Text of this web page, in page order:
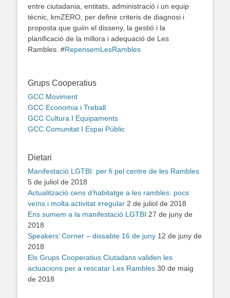
entre ciutadania, entitats, administració i un equip
tècnic, kmZERO, per definir criteris de diagnosi i
proposta que guiïn el disseny, la gestió i la
planificació de la millora i adequació de Les
Rambles. #RepensemLesRambles
Grups Cooperatius
GCC Moviment
GCC Economia i Treball
GCC Cultura I Equipaments
GCC Comunitat I Espai Públic
Dietari
Manifestació LGTBI: per fi pel centre de les Rambles
5 de juliol de 2018
Actualització cens d’habitatge a les rambles: pocs
veïns i molta activitat irregular 2 de juliol de 2018
Ens sumem a la manifestació LGTBI 27 de juny de
2018
Speakers’ Corner – dissabte 16 de juny 12 de juny de
2018
Els Grups Cooperatius Ciutadans validen les
actuacions per a rescatar Les Rambles 30 de maig
de 2018